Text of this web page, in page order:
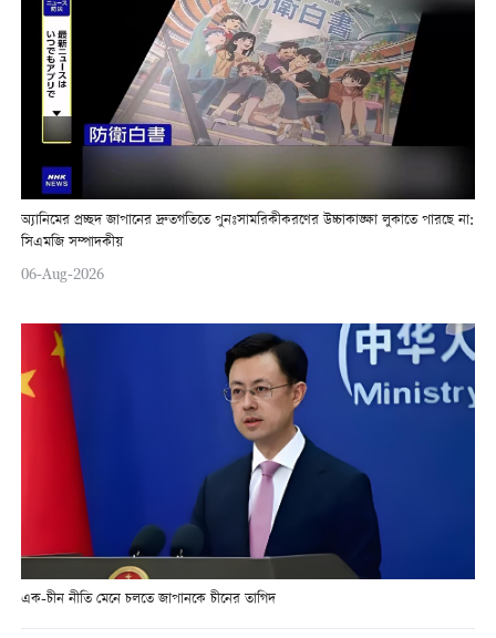
অ্যানিমের প্রচ্ছদ জাপানের দ্রুতগতিতে পুনঃসামরিকীকরণের উচ্চাকাঙ্ক্ষা লুকাতে পারছে না:
সিএমজি সম্পাদকীয়
06-Aug-2026
এক-চীন নীতি মেনে চলতে জাপানকে চীনের তাগিদ